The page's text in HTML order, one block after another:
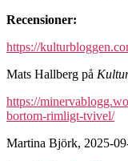
Recensioner:
https://
Mats Hallberg på
https://
bortom-rimligt-tvivel/
Martina Björk, 2025-